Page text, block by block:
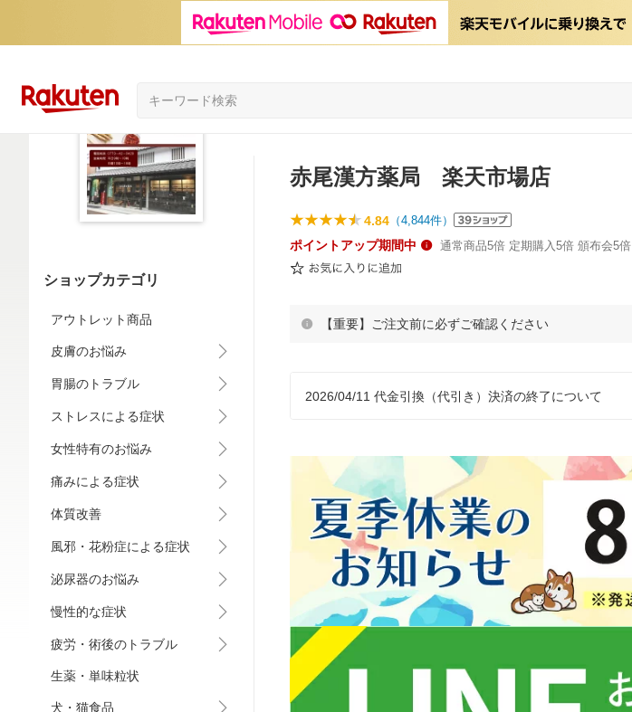
ショップカテゴリ
アウトレット商品
皮膚のお悩み
胃腸のトラブル
ストレスによる症状
女性特有のお悩み
痛みによる症状
体質改善
風邪・花粉症による症状
泌尿器のお悩み
慢性的な症状
疲労・術後のトラブル
生薬・単味粒状
犬・猫食品
赤尾漢方薬局 楽天市場店
4.84 （4,844件）
ポイントアップ期間中 通常商品5倍 定期購入5倍 頒布会5倍
【重要】ご注文前に必ずご確認ください
2026/04/11 代金引換（代引き）決済の終了について